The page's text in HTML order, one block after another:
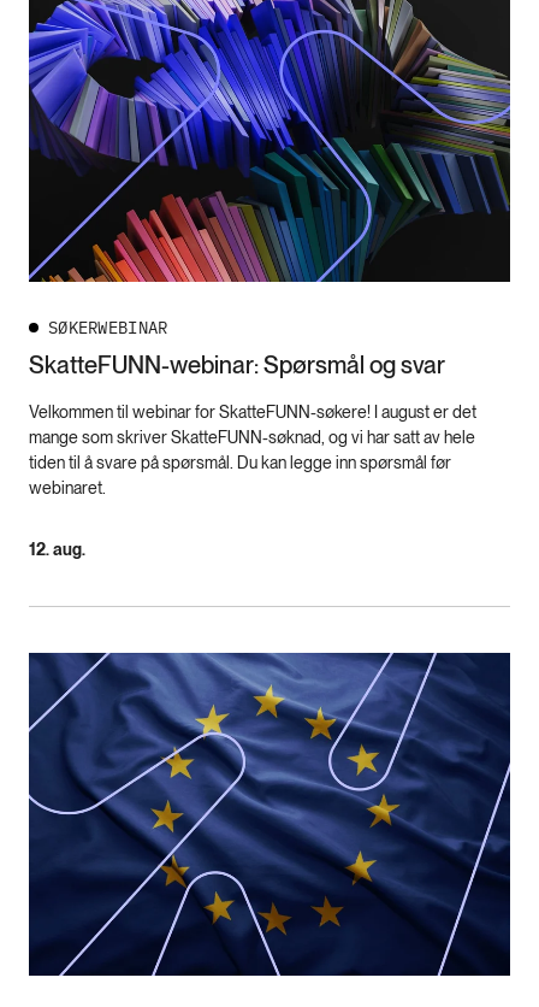
SØKERWEBINAR
SkatteFUNN-webinar: Spørsmål og svar
Velkommen til webinar for SkatteFUNN-søkere! I august er det
mange som skriver SkatteFUNN-søknad, og vi har satt av hele
tiden til å svare på spørsmål. Du kan legge inn spørsmål før
webinaret.
12. aug.